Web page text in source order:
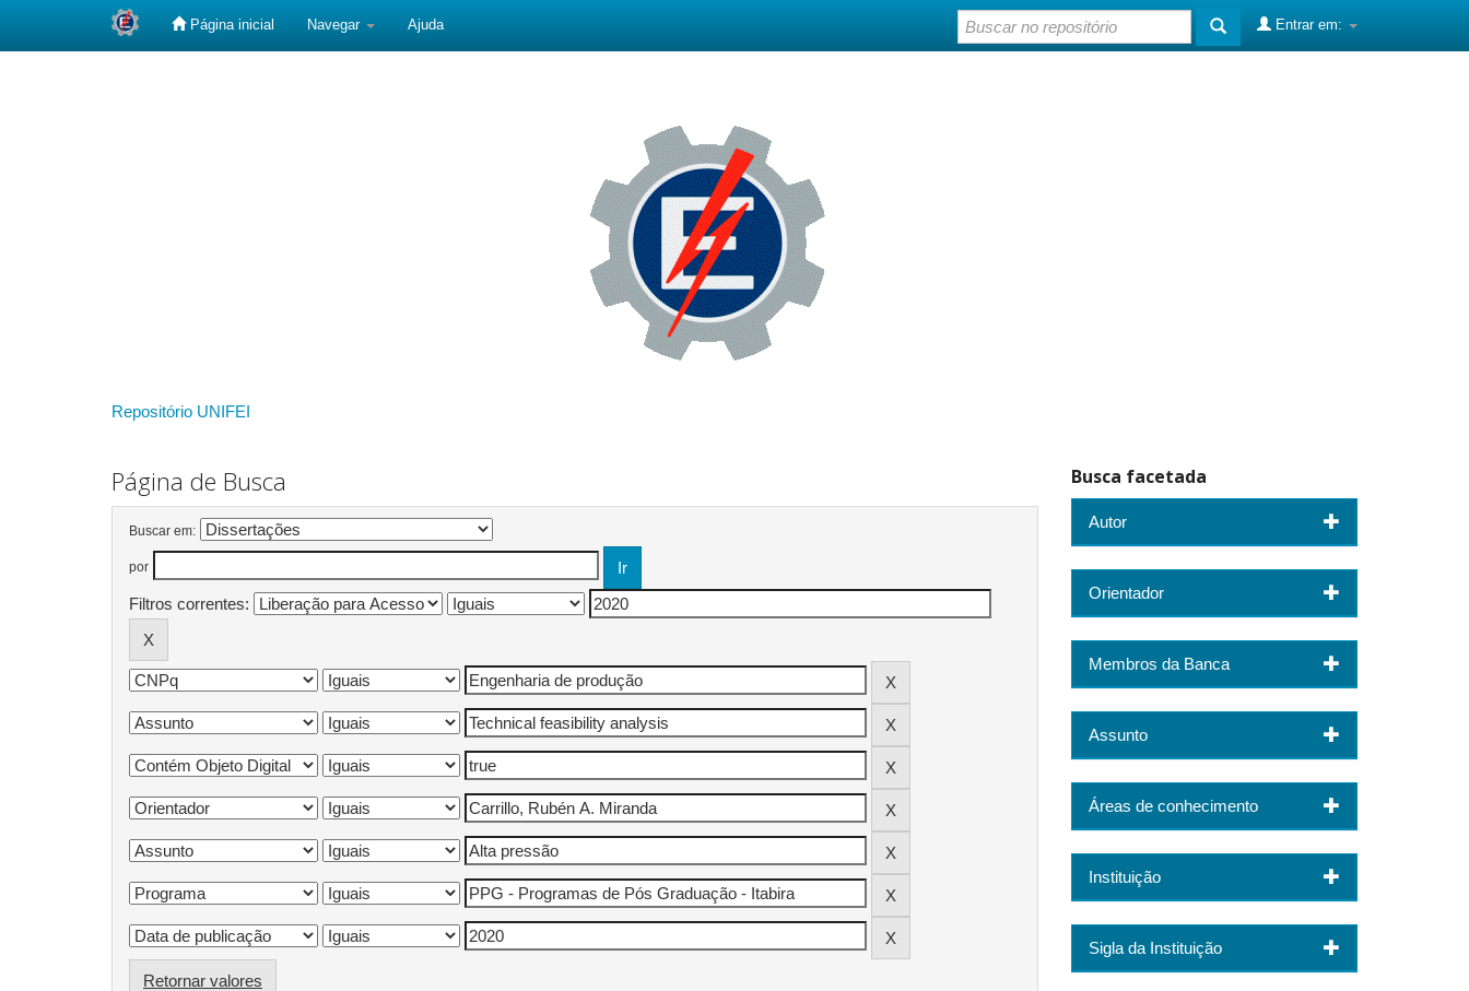
Página inicial Navegar Ajuda Entrar em:
Repositório UNIFEI
Página de Busca
Buscar em:
por
Filtros correntes:
Retornar valores
Busca facetada
Autor
Orientador
Membros da Banca
Assunto
Áreas de conhecimento
Instituição
Sigla da Instituição